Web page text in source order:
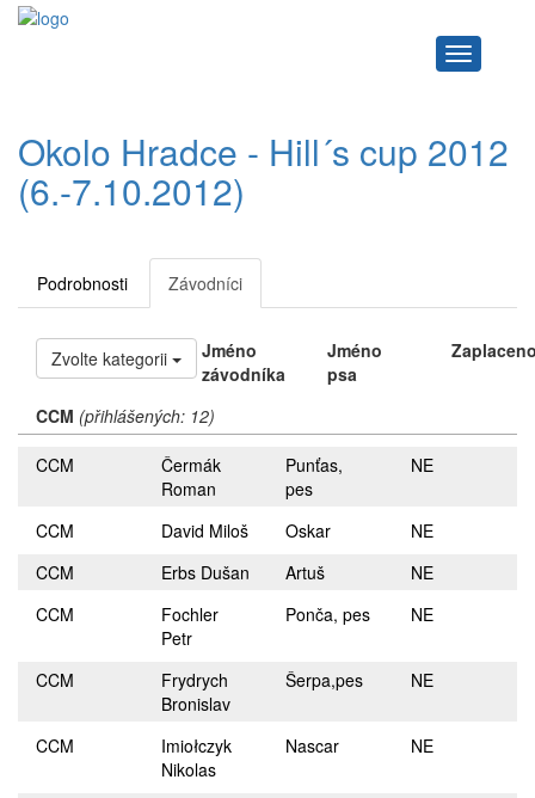
Navigace
Okolo Hradce - Hill´s cup 2012
(6.-7.10.2012)
Podrobnosti Závodníci
Zvolte kategorii
Jméno
závodníka
Jméno
psa
CCM (přihlášených: 12)
CCM
Čermák
Roman
Punťas,
pes
NE
CCM David Miloš Oskar
NE
CCM
Erbs Dušan Artuš
NE
CCM
Fochler
Petr
Ponča, pes NE
CCM
Frydrych
Bronislav
Šerpa,pes NE
CCM
Imiołczyk
Nikolas
Nascar NE